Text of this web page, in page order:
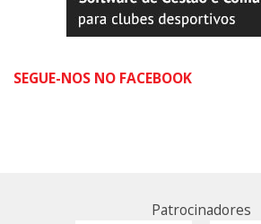
SEGUE-NOS NO FACEBOOK
Patrocinadores